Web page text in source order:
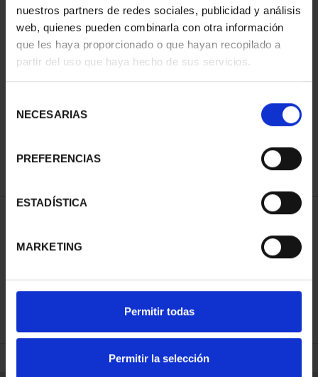
nuestros partners de redes sociales, publicidad y análisis
web, quienes pueden combinarla con otra información
que les haya proporcionado o que hayan recopilado a
partir del uso que haya hecho de sus servicios.
NECESARIAS
PREFERENCIAS
ESTADÍSTICA
MARKETING
Permitir todas
Permitir la selección
73,00 €
REFINAR